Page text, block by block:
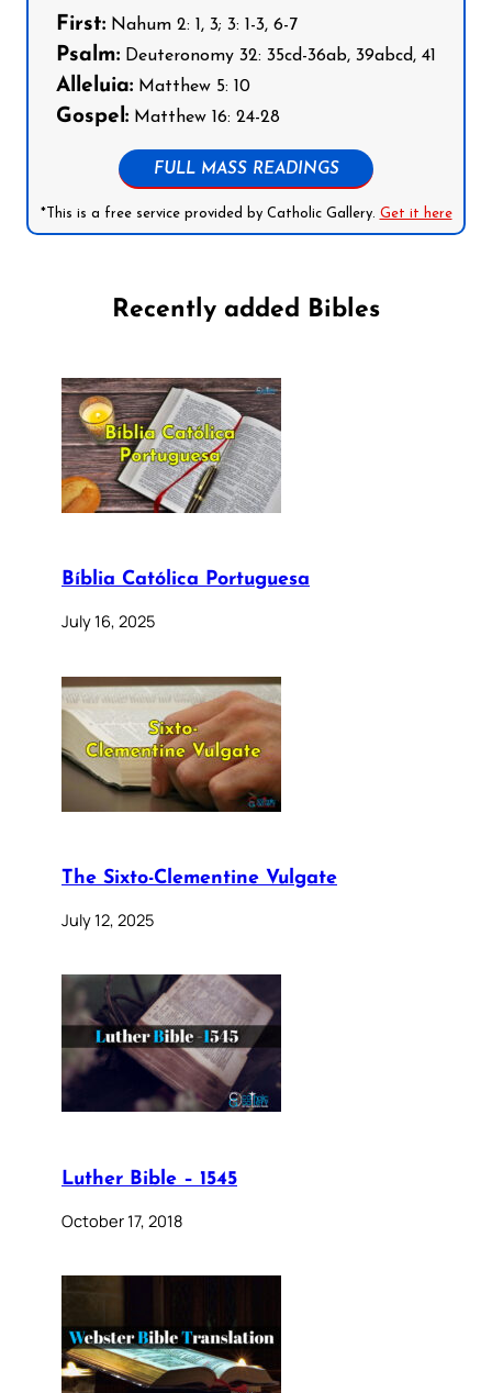
First: Nahum 2: 1, 3; 3: 1-3, 6-7
Psalm: Deuteronomy 32: 35cd-36ab, 39abcd, 41
Alleluia: Matthew 5: 10
Gospel: Matthew 16: 24-28
FULL MASS READINGS
*This is a free service provided by Catholic Gallery. Get it here
Recently added Bibles
Bíblia Católica Portuguesa
July 16, 2025
The Sixto-Clementine Vulgate
July 12, 2025
Luther Bible – 1545
October 17, 2018